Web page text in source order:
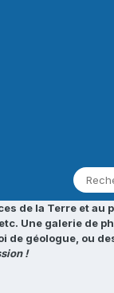
de la Terre et
Une galerie de
géologue, ou
!